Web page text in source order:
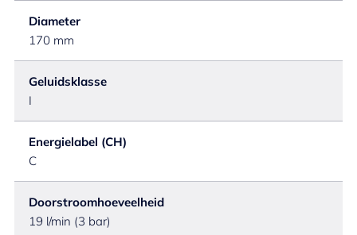
Diameter
170 mm
Geluidsklasse
I
Energielabel (CH)
C
Doorstroomhoeveelheid
19 l/min (3 bar)